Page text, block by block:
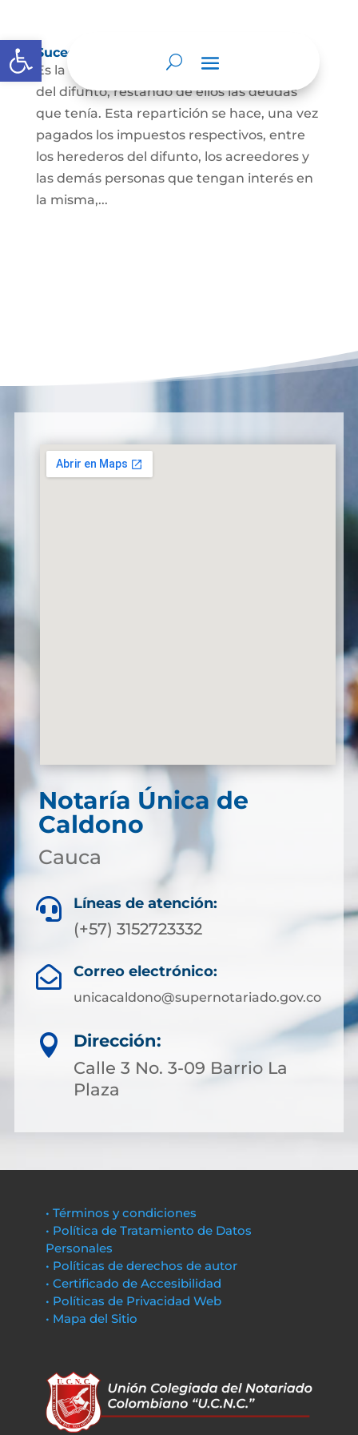
Abrir barra de herramientas
Sucesión de bienes por causa de muerte
Es la que se hace para repartir los bienes
del difunto, restando de ellos las deudas
que tenía. Esta repartición se hace, una vez
pagados los impuestos respectivos, entre
los herederos del difunto, los acreedores y
las demás personas que tengan interés en
la misma,...
Notaría Única de
Caldono
Cauca
 Líneas de atención:
(+57) 3152723332
 Correo electrónico:
unicacaldono@supernotariado.gov.co

Dirección:
Calle 3 No. 3-09 Barrio La
Plaza
• Términos y condiciones
• Política de Tratamiento de Datos
Personales
• Políticas de derechos de autor
• Certificado de Accesibilidad
• Políticas de Privacidad Web
• Mapa del Sitio